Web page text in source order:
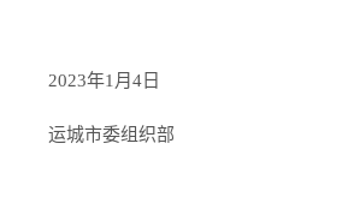
2023年1月4日
运城市委组织部